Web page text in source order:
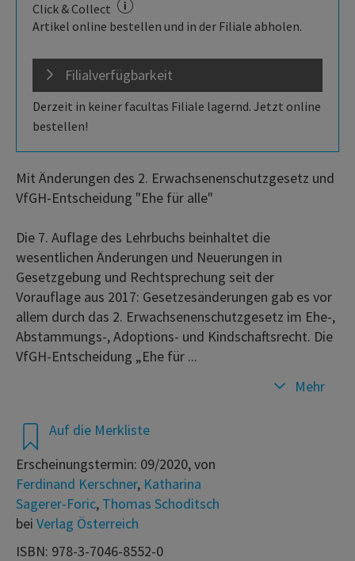
Click & Collect
Artikel online bestellen und in der Filiale abholen.
Filialverfügbarkeit
Derzeit in keiner facultas Filiale lagernd. Jetzt online
bestellen!
Auf die Merkliste
Erscheinungstermin: 09/2020, von
Ferdinand Kerschner, Katharina
Sagerer-Foric, Thomas Schoditsch
bei Verlag Österreich
ISBN: 978-3-7046-8552-0
Mit Änderungen des 2. Erwachsenenschutzgesetz und
VfGH-Entscheidung "Ehe für alle"
Die 7. Auflage des Lehrbuchs beinhaltet die
wesentlichen Änderungen und Neuerungen in
Gesetzgebung und Rechtsprechung seit der
Vorauflage aus 2017: Gesetzesänderungen gab es vor
allem durch das 2. Erwachsenenschutzgesetz im Ehe-,
Abstammungs-, Adoptions- und Kindschaftsrecht. Die
VfGH-Entscheidung „Ehe für ...
Mehr